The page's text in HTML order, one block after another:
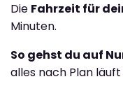
Die Fahrzeit für
Minuten.
So gehst du auf
alles nach Plan